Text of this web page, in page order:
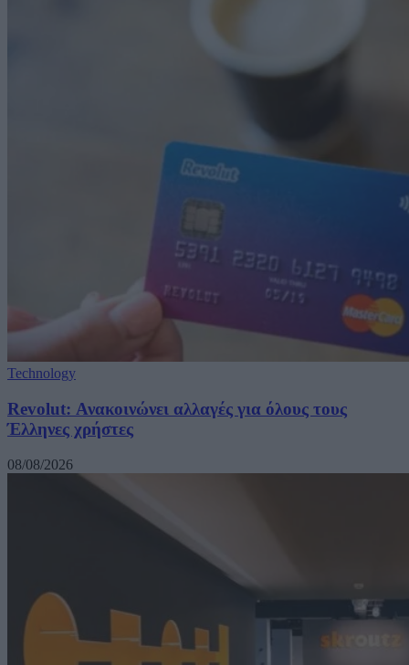
Technology
Revolut: Ανακοινώνει αλλαγές για όλους τους
Έλληνες χρήστες
08/08/2026